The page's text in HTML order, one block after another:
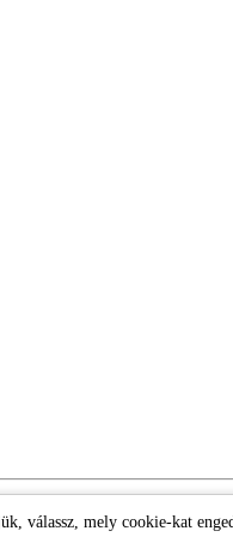
válassz, mely cookie-kat